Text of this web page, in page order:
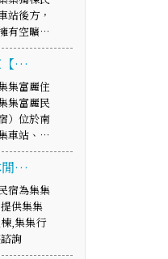
站後方，
有空曠…
【…
集富麗住
集富麗民
）位於南
車站、…
閒…
宿為集集
供集集
,集集行
詢